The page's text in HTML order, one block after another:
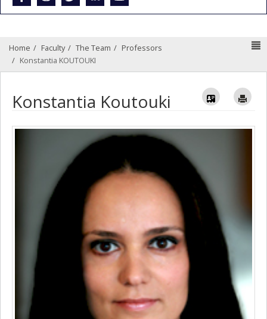
Home Faculty The Team
Professors
Konstantia KOUTOUKI
Konstantia Koutouki Vcard